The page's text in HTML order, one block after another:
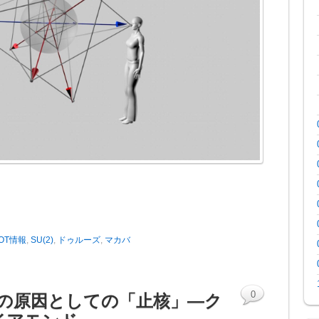
情報, SU(2), ドゥルーズ, マカバ
原因としての「止核」—ク
0